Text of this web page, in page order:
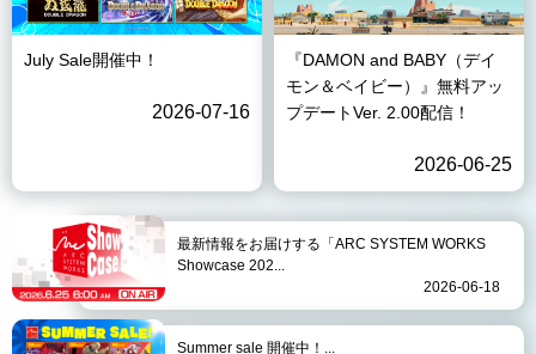
July Sale開催中！
2026-07-16
『DAMON and BABY（デイ
モン＆ベイビー）』無料アッ
プデートVer. 2.00配信！
2026-06-25
最新情報をお届けする「ARC SYSTEM WORKS
Showcase 202...
2026-06-18
Summer sale 開催中！...